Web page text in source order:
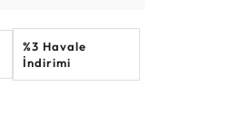
%3 Havale
İndirimi